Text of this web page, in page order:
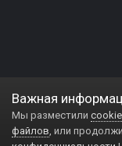
Важная
Мы разместили
файлов, или